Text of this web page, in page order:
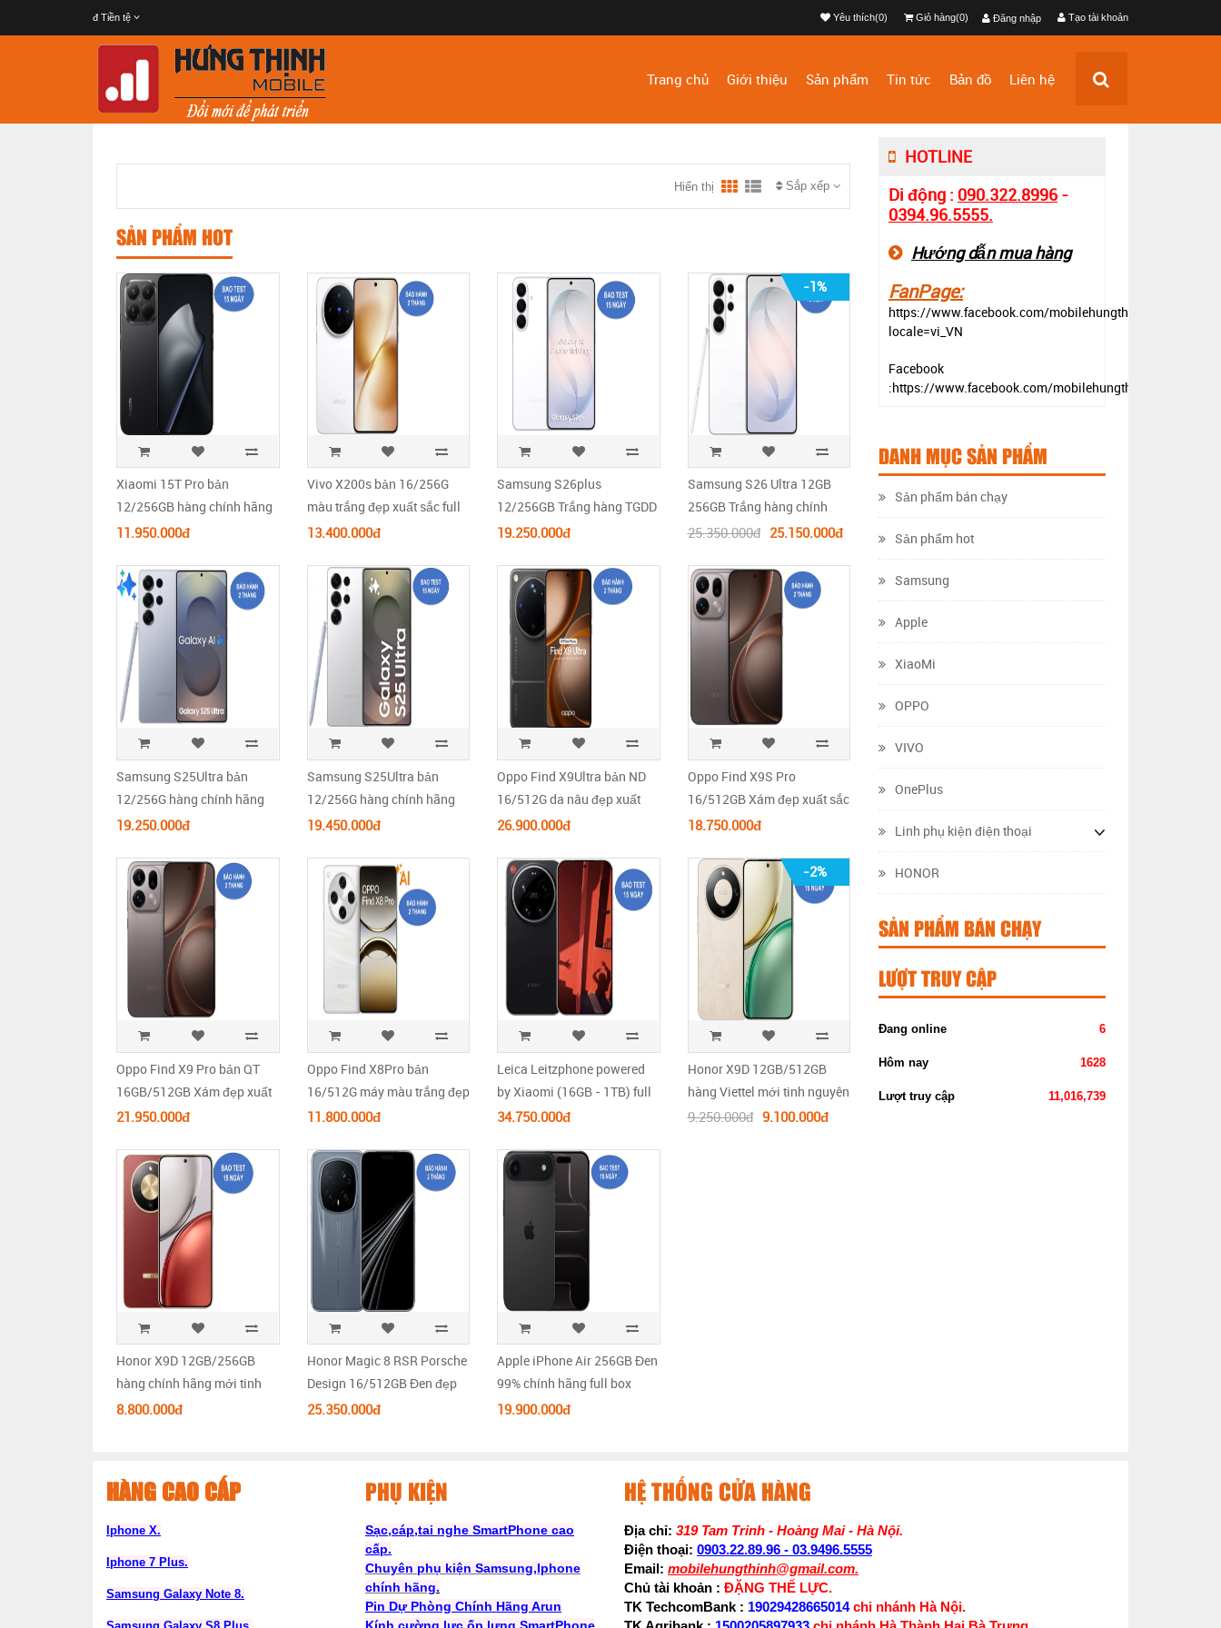
đ Tiền tệ Đăng nhập Tạo tài khoản
Yêu thích(0) Giỏ hàng(0)
Trang chủ Giới thiệu Sản phẩm Tin tức Bản đồ Liên hệ
Sắp xếp
Hiển thị
SẢN PHẨM HOT
Xiaomi 15T Pro bản
12/256GB hàng chính hãng
máy đẹp xuất sắc full box.
11.950.000đ
Vivo X200s bản 16/256G
màu trắng đẹp xuất sắc full
box.
13.400.000đ
Samsung S26plus
12/256GB Trắng hàng TGDD
full box
19.250.000đ
-1%
Samsung S26 Ultra 12GB
256GB Trắng hàng chính
hãng new Seal
25.350.000đ 25.150.000đ
Samsung S25Ultra bản
12/256G hàng chính hãng
full box còn bảo hành
19.250.000đ
Samsung S25Ultra bản
12/256G hàng chính hãng
full box
19.450.000đ
Oppo Find X9Ultra bản ND
16/512G da nâu đẹp xuất
sắc full box .
26.900.000đ
Oppo Find X9S Pro
16/512GB Xám đẹp xuất sắc
full box .
18.750.000đ
Oppo Find X9 Pro bản QT
16GB/512GB Xám đẹp xuất
sắc .
21.950.000đ
Oppo Find X8Pro bản
16/512G máy màu trắng đẹp
xuất sắc.
11.800.000đ
Leica Leitzphone powered
by Xiaomi (16GB - 1TB) full
box .
34.750.000đ
-2%
Honor X9D 12GB/512GB
hàng Viettel mới tinh nguyên
Seal
9.250.000đ 9.100.000đ
Honor X9D 12GB/256GB
hàng chính hãng mới tinh
nguyên Seal
8.800.000đ
Honor Magic 8 RSR Porsche
Design 16/512GB Đen đẹp
xuất sắc full box
25.350.000đ
Apple iPhone Air 256GB Đen
99% chính hãng full box
19.900.000đ
HOTLINE
Di động : 090.322.8996 -
0394.96.5555.
Hướng dẫn mua hàng
FanPage:
https://www.facebook.com/mobilehungthinh?
locale=vi_VN
Facebook
:https://www.facebook.com/mobilehungthinh
DANH MỤC SẢN PHẨM
Sản phẩm bán chạy
Sản phẩm hot
Samsung
Apple
XiaoMi
OPPO
VIVO
OnePlus
Linh phụ kiện điện thoại
HONOR
SẢN PHẨM BÁN CHẠY
LƯỢT TRUY CẬP
Đang online 6
Hôm nay 1628
Lượt truy cập 11,016,739
HÀNG CAO CẤP
Iphone X.
Iphone 7 Plus.
Samsung Galaxy Note 8.
PHỤ KIỆN
Sạc,cáp,tai nghe SmartPhone cao
cấp.
Chuyên phụ kiện Samsung,Iphone
chính hãng.
Pin Dự Phòng Chính Hãng Arun
HỆ THỐNG CỬA HÀNG
Địa chỉ: 319 Tam Trinh - Hoàng Mai - Hà Nội.
Điện thoại: 0903.22.89.96 - 03.9496.5555
Email: mobilehungthinh@gmail.com.
Chủ tài khoản : ĐẶNG THẾ LỰC.
TK TechcomBank : 19029428665014 chi nhánh Hà Nội.